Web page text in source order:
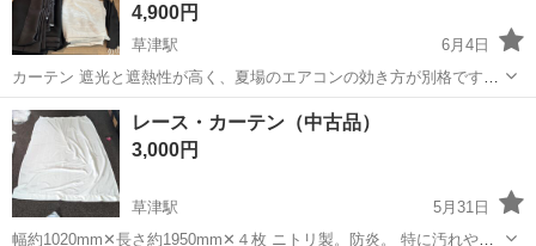
4,900円
草津駅
6月4日
カーテン 遮光と遮熱性が高く、夏場のエアコンの効き方が別格です！
黒 長さ200 幅110 遮光、遮熱 光沢があり、シワになりにくい素材 白
滋賀 草津市 カーテン、ブラインド
レース・カーテン（中古品）
3,000円
草津駅
5月31日
幅約1020mm✕長さ約1950mm✕４枚 ニトリ製。防炎。 特に汚れや破